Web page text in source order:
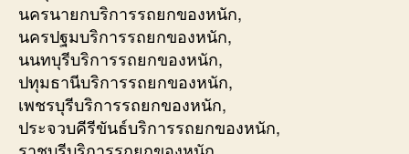
นครนายกบริการรถยกของหนัก,
นครปฐมบริการรถยกของหนัก,
นนทบุรีบริการรถยกของหนัก,
ปทุมธานีบริการรถยกของหนัก,
เพชรบุรีบริการรถยกของหนัก,
ประจวบคีรีขันธ์บริการรถยกของหนัก,